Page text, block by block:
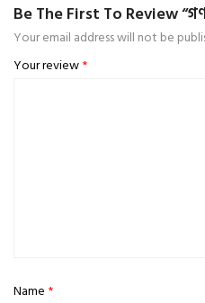
Be The First To Review
Your email address will not be
Your review*
Name *